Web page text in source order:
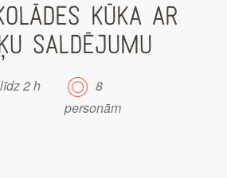
KŪKA AR
SALDĒJUMU
līdz 2 h
8
personām